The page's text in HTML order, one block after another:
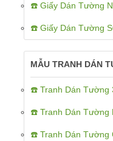
☎️ Giấy Dán Tường
☎️ Giấy Dán Tường
MẪU TRANH DÁN
☎️ Tranh Dán Tường
☎️ Tranh Dán Tường
☎️ Tranh Dán Tường